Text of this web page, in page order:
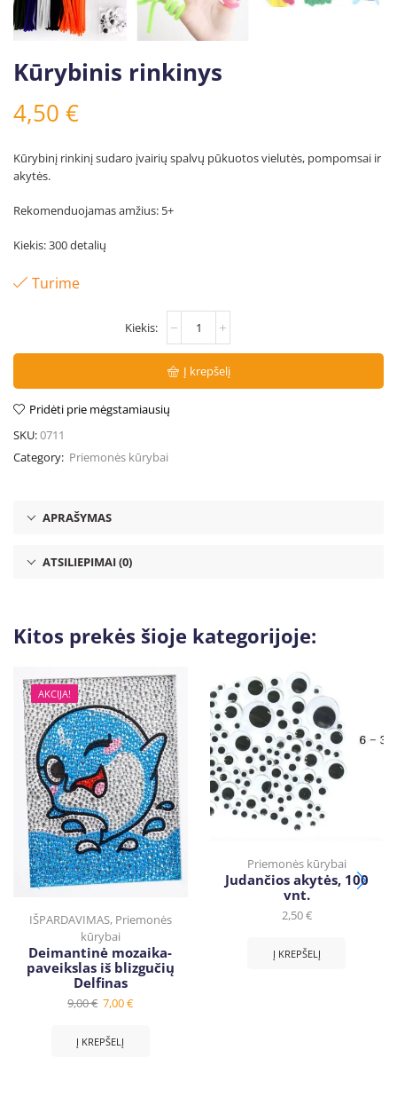
Kūrybinis rinkinys
4,50 €
Kūrybinį rinkinį sudaro įvairių spalvų pūkuotos vielutės, pompomsai ir
akytės.
Rekomenduojamas amžius: 5+
Kiekis: 300 detalių
Turime
Į krepšelį
Pridėti prie mėgstamiausių
SKU:0711
Category: Priemonės kūrybai
APRAŠYMAS
ATSILIEPIMAI (0)
Kitos prekės šioje kategorijoje:
AKCIJA!
IŠPARDAVIMAS, Priemonės
kūrybai
Deimantinė mozaika-
paveikslas iš blizgučių
Delfinas
9,00€ 7,00€
Į KREPŠELĮ
Priemonės kūrybai
Judančios akytės, 100
vnt.
2,50€
Į KREPŠELĮ